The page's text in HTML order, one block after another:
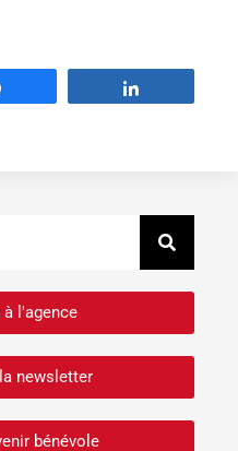
à l'agence
newsletter
bénévole